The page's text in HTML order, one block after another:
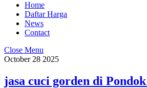
Home
Daftar Harga
News
Contact
Close Menu
October 28 2025
jasa cuci gorden di